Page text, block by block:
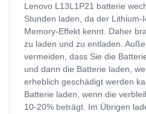
Lenovo L13L1P21 batterie
Stunden laden, da der Lithium-
Memory-Effekt kennt. Daher
zu laden und zu entladen.
vermeiden, dass Sie die
und dann die Batterie laden,
erheblich geschädigt werden
Batterie laden, wenn die
10-20% beträgt. Im Übrigen